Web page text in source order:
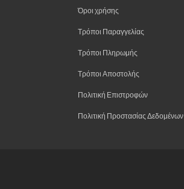
Όροι χρήσης
Τρόποι Παραγγελίας
Τρόποι Πληρωμής
Τρόποι Αποστολής
Πολιτική Επιστροφών
Πολιτική Προστασίας Δεδομένων